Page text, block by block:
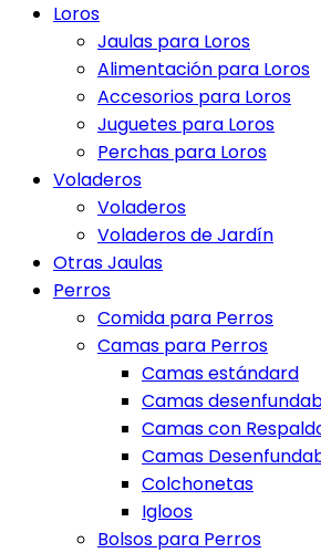
Loros
Jaulas para Loros
Alimentación para Loros
Accesorios para Loros
Juguetes para Loros
Perchas para Loros
Voladeros
Voladeros
Voladeros de Jardín
Otras Jaulas
Perros
Comida para Perros
Camas para Perros
Camas estándard
Camas
Camas con
Camas
Colchonetas
Igloos
Bolsos para Perros